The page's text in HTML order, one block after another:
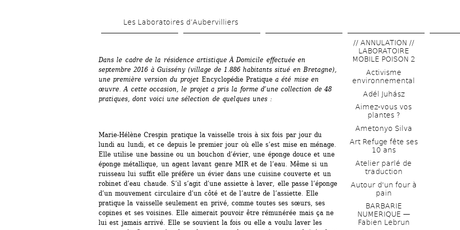
contenu
Les Laboratoires d’Aubervilliers
Dans le cadre de la résidence artistique À Domicile effectuée en
septembre 2016 à Guissény (village de 1.886 habitants situé en Bretagne),
une première version du projet Encyclopédie Pratiquea été mise en
œuvre. A cette occasion, le projet a pris la forme d’une collection de 48
pratiques, dont voici une sélection de quelques unes :
Marie-Hélène Crespin pratique la vaisselle trois à six fois par jour du
lundi au lundi, et ce depuis le premier jour où elle s’est mise en ménage.
Elle utilise une bassine ou un bouchon d’évier, une éponge douce et une
éponge métallique, un agent lavant genre MIR et de l’eau. Même si un
ruisseau lui suffit elle préfère un évier dans une cuisine couverte et un
robinet d’eau chaude. S’il s’agit d’une assiette à laver, elle passe l’éponge
d’un mouvement circulaire d’un côté et de l’autre de l’assiette. Elle
pratique la vaisselle seulement en privé, comme toutes ses sœurs, ses
copines et ses voisines. Elle aimerait pouvoir être rémunérée mais ça ne
lui est jamais arrivé. Elle se souvient la fois ou elle a voulu laver les
// ANNULATION //
LABORATOIRE
MOBILE POISON 2
Activisme
environnemental
Adél Juhász
Aimez-vous vos
plantes ?
Ametonyo Silva
Art Refuge fête ses
10 ans
Atelier parlé de
traduction
Autour d'un four à
pain
BARBARIE
NUMERIQUE —
Fabien Lebrun